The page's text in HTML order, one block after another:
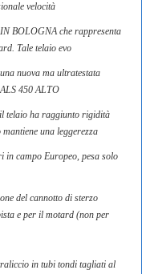
velocità
BOLOGNA che rappresenta
Tale telaio evo
nuova ma ultratestata
450 ALTO
telaio ha raggiunto rigidità
una leggerezza
campo Europeo, pesa solo
del cannotto di sterzo
e per il motard (non per
in tubi tondi tagliati al